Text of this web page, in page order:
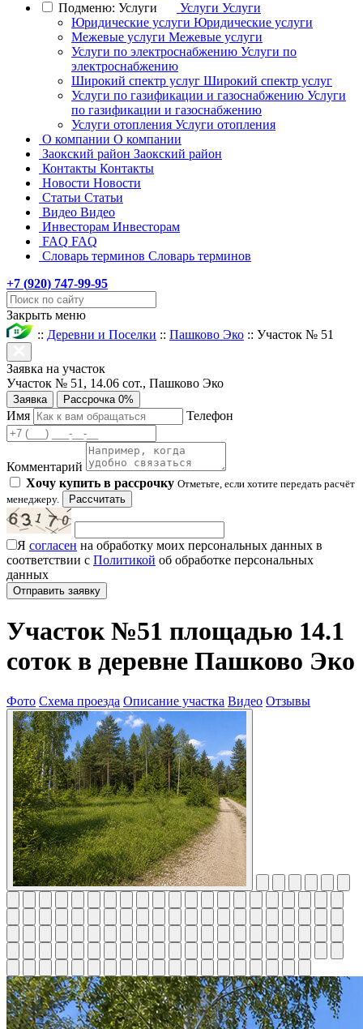
Подменю: Услуги
Услуги Услуги
Юридические услуги Юридические услуги
Межевые услуги Межевые услуги
Услуги по электроснабжению Услуги по
электроснабжению
Широкий спектр услуг Широкий спектр услуг
Услуги по газификации и газоснабжению Услуги
по газификации и газоснабжению
Услуги отопления Услуги отопления
О компании О компании
Заокский район Заокский район
Контакты Контакты
Новости Новости
Статьи Статьи
Видео Видео
Инвесторам Инвесторам
FAQ FAQ
Словарь терминов Словарь терминов
+7 (920) 747-99-95
Закрыть меню
:: Деревни и Поселки :: Пашково Эко :: Участок № 51
Заявка на участок
Участок № 51, 14.06 сот., Пашково Эко
Заявка Рассрочка 0%
Имя Телефон
Комментарий
Хочу купить в рассрочку Отметьте, если хотите передать расчёт
менеджеру.
Рассчитать
Я согласен на обработку моих персональных данных в
соответствии с Политикой об обработке персональных
данных
Участок №51 площадью 14.1
соток в деревне Пашково Эко
Фото Схема проезда Описание участка Видео Отзывы